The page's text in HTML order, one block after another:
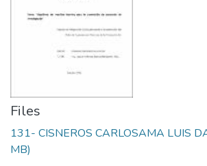
Files
131- CISNEROS CARLOSAMA LUIS
MB)